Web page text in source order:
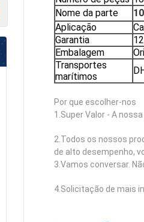
Nome da parte
Aplicação
Garantia
Embalagem
Transportes
marítimos
Por que escolher-nos
1.Super Valor - A
2.Todos os nossos
de alto desempenho,
3.Vamos conversar.
4.Solicitação de mais